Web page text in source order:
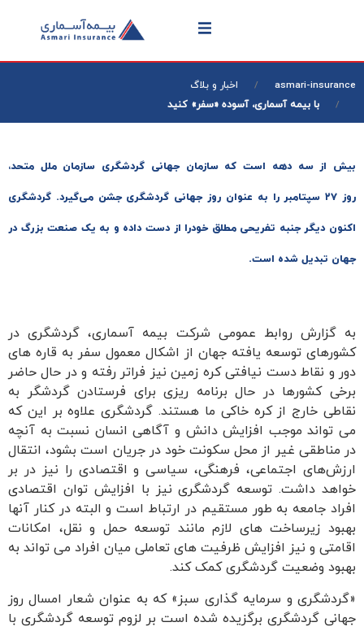
asmari-insurance اخبار و بلاگ
با بیمه آسماری، آسوده «سفر» کنید
بیش از سه دهه است که سازمان جهانی گردشگری سازمان ملل متحد،
روز ۲۷ سپتامبر را به عنوان روز جهانی گردشگری جشن می‌گیرد. گردشگری
اکنون دیگر جنبه تفریحی مطلق خودرا از دست داده و به یک صنعت بزرگ در
جهان تبدیل شده است.
به گزارش روابط عمومی شرکت بیمه آسماری، گردشگری در
کشورهای توسعه یافته جهان از اشکال معمول سفر به قاره های
دور و نقاط دست نیافتی کره زمین نیز فراتر رفته و در حال حاضر
برخی کشورها در حال برنامه ریزی برای فرستادن گردشگر به
نقاطی خارج از کره خاکی ما هستند. گردشگری علاوه بر این که
می تواند موجب افزایش دانش و آگاهی انسان نسبت به آنچه
در مناطقی غیر از محل سکونت خود در جریان است بشود، انتقال
ارزش‌های اجتماعی، فرهنگی، سیاسی و اقتصادی را نیز در بر
خواهد داشت. توسعه گردشگری نیز با افزایش توان اقتصادی
افراد جامعه به طور مستقیم در ارتباط است و البته در کنار آنها
بهبود زیرساخت های لازم مانند توسعه حمل و نقل، امکانات
اقامتی و نیز افزایش ظرفیت های تعاملی میان افراد می تواند به
بهبود وضعیت گردشگری کمک کند.
«گردشگری و سرمایه گذاری سبز» که به عنوان شعار امسال روز
جهانی گردشگری برگزیده شده است بر لزوم توسعه گردشگری با